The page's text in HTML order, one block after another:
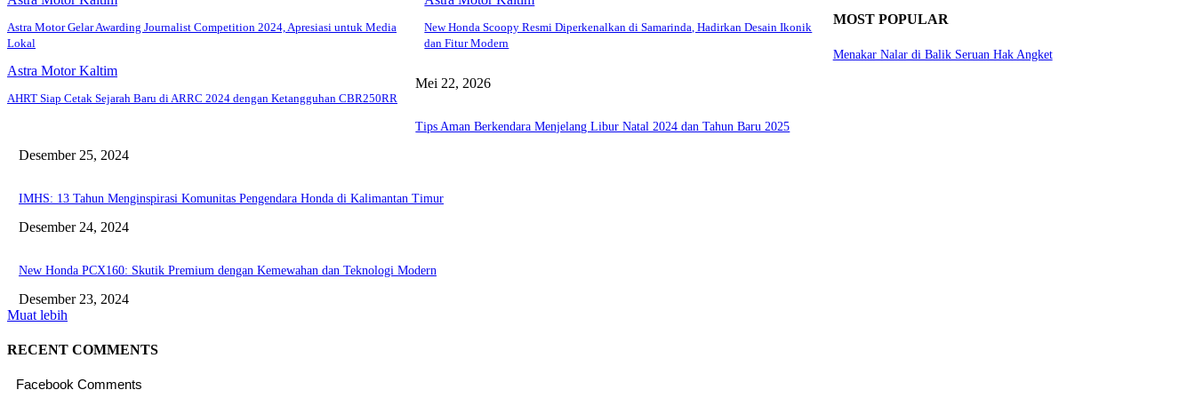
Astra Motor Gelar Awarding Journalist Competition 2024, Apresiasi untuk Media
Lokal
New Honda Scoopy Resmi Diperkenalkan di Samarinda, Hadirkan Desain Ikonik
dan Fitur Modern
Astra Motor Kaltim
AHRT Siap Cetak Sejarah Baru di ARRC 2024 dengan Ketangguhan CBR250RR
MOST POPULAR
Menakar Nalar di Balik Seruan Hak Angket
Mei 22, 2026
Tips Aman Berkendara Menjelang Libur Natal 2024 dan Tahun Baru 2025
Desember 25, 2024
IMHS: 13 Tahun Menginspirasi Komunitas Pengendara Honda di Kalimantan Timur
Desember 24, 2024
New Honda PCX160: Skutik Premium dengan Kemewahan dan Teknologi Modern
Desember 23, 2024
Muat lebih
RECENT COMMENTS
Facebook Comments